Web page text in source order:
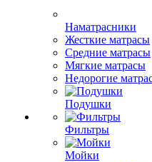
Наматрасники
Жесткие матрасы
Средние матрасы
Мягкие матрасы
Недорогие
Подушки
Фильтры
Мойки